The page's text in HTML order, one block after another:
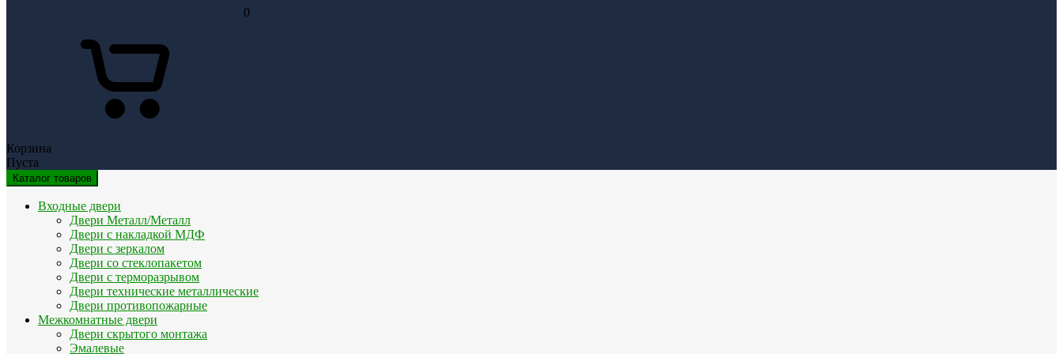
0
Корзина
Пуста
Каталог товаров
Входные двери
Двери Металл/Металл
Двери с накладкой МДФ
Двери с зеркалом
Двери со стеклопакетом
Двери с терморазрывом
Двери технические металлические
Двери противопожарные
Межкомнатные двери
Двери скрытого монтажа
Эмалевые